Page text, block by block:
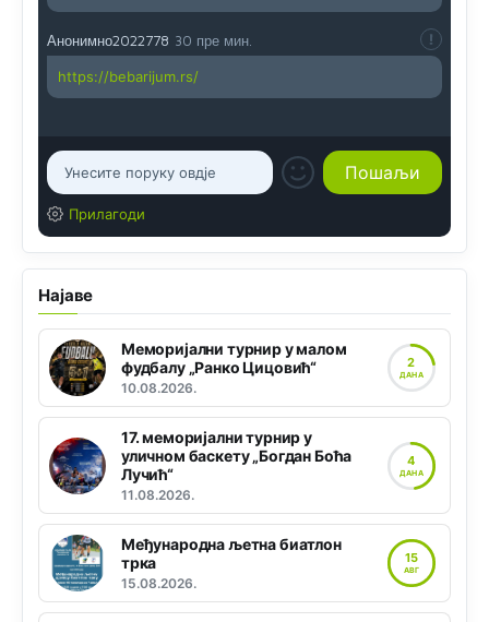
Анонимно2022778 30 пре мин.
https://bebarijum.rs/
Прилагоди
Најаве
Меморијални турнир у малом
фудбалу „Ранко Цицовић“
10.08.2026.
2
ДАНА
17. меморијални турнир у
уличном баскету „Богдан Боћа
Лучић“
11.08.2026.
4
ДАНА
Међународна љетна биатлон
трка
15.08.2026.
15
АВГ